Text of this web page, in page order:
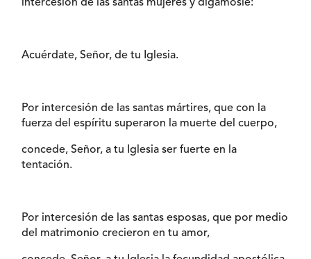
intercesión de las santas mujeres y digámosle:
Acuérdate, Señor, de tu Iglesia.
Por intercesión de las santas mártires, que con la
fuerza del espíritu superaron la muerte del cuerpo,
concede, Señor, a tu Iglesia ser fuerte en la
tentación.
Por intercesión de las santas esposas, que por medio
del matrimonio crecieron en tu amor,